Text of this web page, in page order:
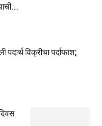
पदार्थ विक्रीचा पर्दाफाश;